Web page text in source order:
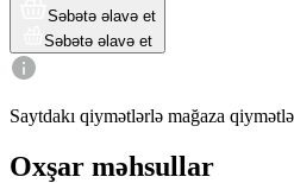
Səbətə əlavə et
Səbətə əlavə et
Saytdakı qiymətlərlə mağaza
Oxşar məhsullar